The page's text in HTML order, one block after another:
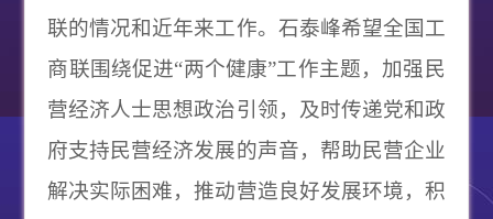
联的情况和近年来工作。石泰峰希望全国工
商联围绕促进“两个健康”工作主题，加强民
营经济人士思想政治引领，及时传递党和政
府支持民营经济发展的声音，帮助民营企业
解决实际困难，推动营造良好发展环境，积